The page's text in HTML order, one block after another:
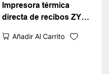
Impresora térmica
directa de recibos ZY-
Añadir Al Carrito